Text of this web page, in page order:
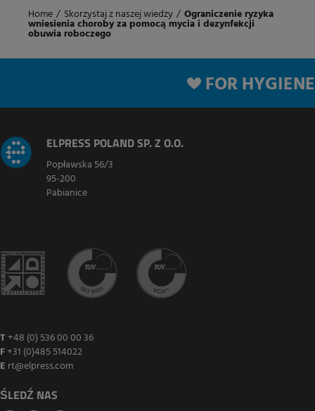
Home / Skorzystaj z naszej wiedzy / Ograniczenie ryzyka
wniesienia choroby za pomocą mycia i dezynfekcji
obuwia roboczego
FOR HYGIENE
ELPRESS POLAND SP. Z O.O.
Popławska 56/3
95-200
Pabianice
T +48 (0) 536 00 00 36
F+31 (0)485 514022
E rt@elpress.com
ŚLEDŹ NAS